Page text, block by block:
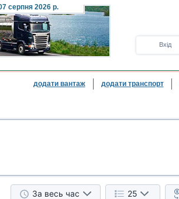
серпня 2026 р.
Вхід
додати вантаж додати транспорт
За весь час 25